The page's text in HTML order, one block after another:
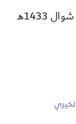
شوال 1433هـ